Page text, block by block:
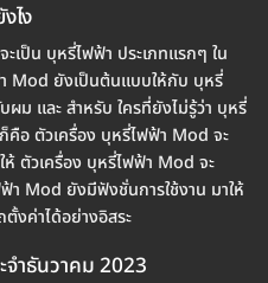
ไง
ป็น บุหรี่ไฟฟ้า ประเภทแรกๆ ใน
Mod ยังเป็นต้นแบบให้กับ บุหรี่
ม และ สำหรับ ใครที่ยังไม่รู้ว่า บุหรี่
อ ตัวเครื่อง บุหรี่ไฟฟ้า Mod จะ
ห้ ตัวเครื่อง บุหรี่ไฟฟ้า Mod จะ
า Mod ยังมีฟังชั่นการใช้งาน มาให้
งค่าได้อย่างอิสระ
ำธันวาคม 2023